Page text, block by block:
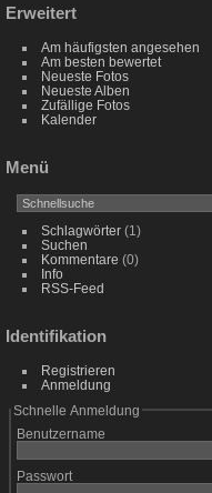
Erweitert
Am häufigsten angesehen
Am besten bewertet
Neueste Fotos
Neueste Alben
Zufällige Fotos
Kalender
Menü
Schlagwörter(1)
Suchen
Kommentare (0)
Info
RSS-Feed
Identifikation
Registrieren
Anmeldung
Schnelle Anmeldung
Benutzername
Passwort